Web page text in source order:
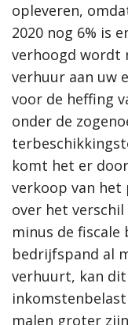
opleveren,
2020 nog 6% is
verhoogd wordt
verhuur aan uw
voor de heffing
onder de
komt het er
verkoop van
over het
minus de fiscale
bedrijfspand al
verhuurt, kan dit
malen groter